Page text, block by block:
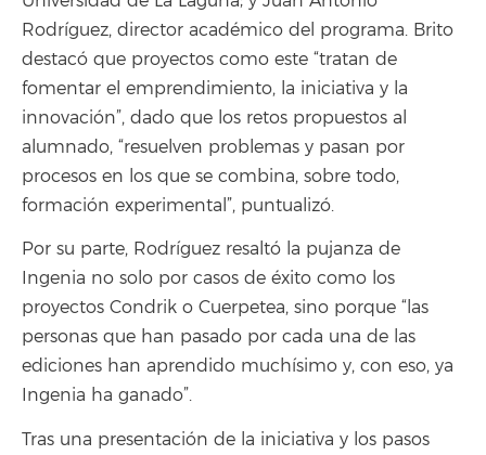
Rodríguez, director académico del programa. Brito
destacó que proyectos como este “tratan de
fomentar el emprendimiento, la iniciativa y la
innovación”, dado que los retos propuestos al
alumnado, “resuelven problemas y pasan por
procesos en los que se combina, sobre todo,
formación experimental”, puntualizó.
Por su parte, Rodríguez resaltó la pujanza de
Ingenia no solo por casos de éxito como los
proyectos Condrik o Cuerpetea, sino porque “las
personas que han pasado por cada una de las
ediciones han aprendido muchísimo y, con eso, ya
Ingenia ha ganado”.
Tras una presentación de la iniciativa y los pasos